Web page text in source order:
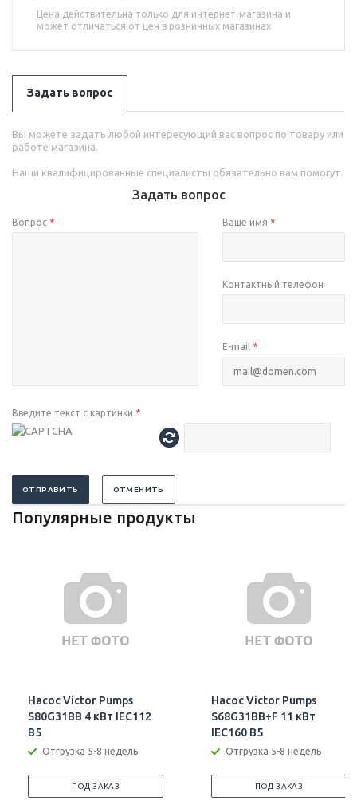
Цена действительна только для интернет-магазина и
может отличаться от цен в розничных магазинах
Задать вопрос
Вы можете задать любой интересующий вас вопрос по товару или
работе магазина.
Наши квалифицированные специалисты обязательно вам помогут.
Задать вопрос
Вопрос * Ваше имя *
Контактный телефон
E-mail *
Введите текст с картинки *
ОТПРАВИТЬ ОТМЕНИТЬ
Популярные продукты
Насос Victor Pumps
S80G31BB 4 кВт IEC112
B5
Отгрузка 5-8 недель
ПОД ЗАКАЗ
Насос Victor Pumps
S68G31BB+F 11 кВт
IEC160 B5
Отгрузка 5-8 недель
ПОД ЗАКАЗ